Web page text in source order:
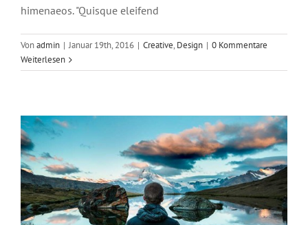
himenaeos. "Quisque eleifend
Vonadmin | Januar 19th, 2016 | Creative, Design | 0 Kommentare
Weiterlesen
Cras suscipit ante erat eleifend